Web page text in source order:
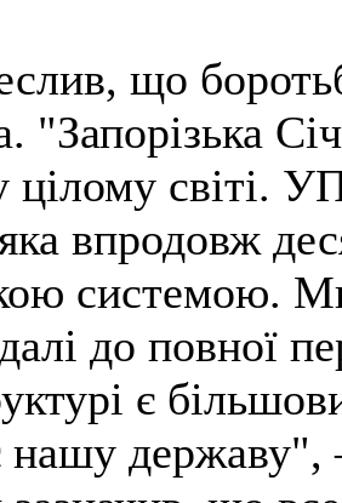
що
"Запорізька
цілому світі.
впродовж
системою.
до повної
є
нашу